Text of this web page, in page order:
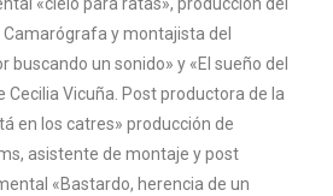
«cielo para ratas», producción del
y montajista del
buscando un sonido» y «El sueño del
Cecilia Vicuña. Post productora de la
en los catres» producción de
asistente de montaje y post
«Bastardo, herencia de un